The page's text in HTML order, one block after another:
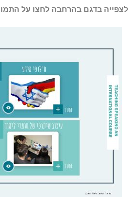
לצפייה בדגם בהרחבה לחצו על